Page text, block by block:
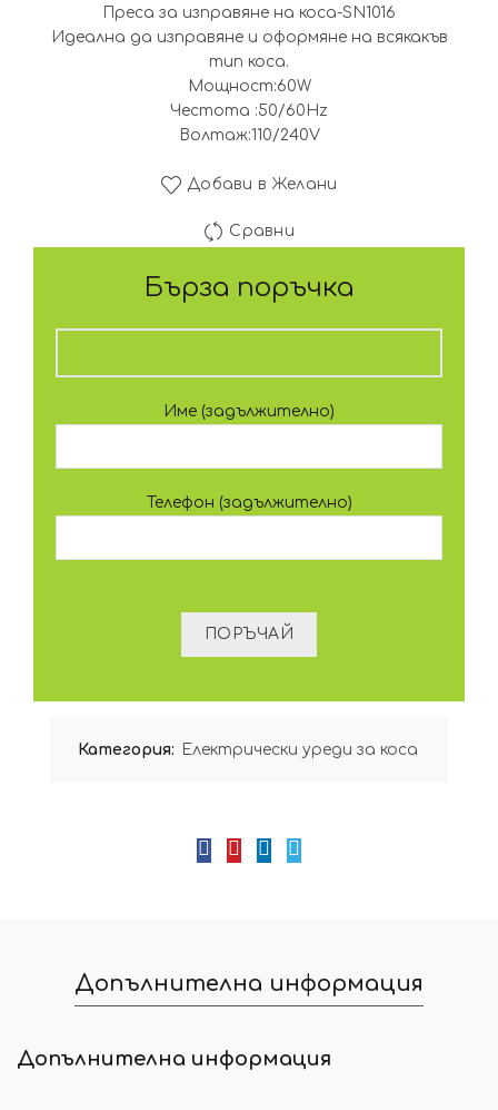
15.29€
(29.90
лв.).
Преса за изправяне на коса-SN1016
Идеална да изправяне и оформяне на всякакъв
тип коса.
Мощност:60W
Честота :50/60Hz
Волтаж:110/240V
Добави в Желани
Сравни
Бърза поръчка
Име (задължително)
Телефон (задължително)
Категория: Електрически уреди за коса
Допълнителна информация
Допълнителна информация